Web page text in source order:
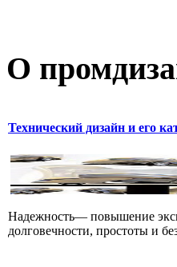
О
Технический дизайн и его
Надежность— повышение
долговечности, простоты и